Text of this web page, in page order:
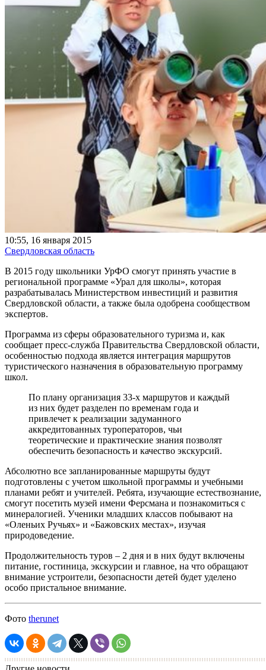
10:55, 16 января 2015
Свердловская область
В 2015 году школьники УрФО смогут принять участие в
региональной программе «Урал для школы», которая
разрабатывалась Министерством инвестиций и развития
Свердловской области, а также была одобрена сообществом
экспертов.
Программа из сферы образовательного туризма и, как
сообщает пресс-служба Правительства Свердловской области,
особенностью подхода является интеграция маршрутов
туристического назначения в образовательную программу
школ.
По плану организация 33-х маршрутов и каждый
из них будет разделен по временам года и
привлечет к реализации задуманного
аккредитованных туроператоров, чьи
теоретические и практические знания позволят
обеспечить безопасность и качество экскурсий.
Абсолютно все запланированные маршруты будут
подготовлены с учетом школьной программы и учебными
планами ребят и учителей. Ребята, изучающие естествознание,
смогут посетить музей имени Ферсмана и познакомиться с
минералогией. Ученики младших классов побывают на
«Оленьих Ручьях» и «Бажовских местах», изучая
природоведение.
Продолжительность туров – 2 дня и в них будут включены
питание, гостиница, экскурсии и главное, на что обращают
внимание устроители, безопасности детей будет уделено
особо пристальное внимание.
Фото therunet